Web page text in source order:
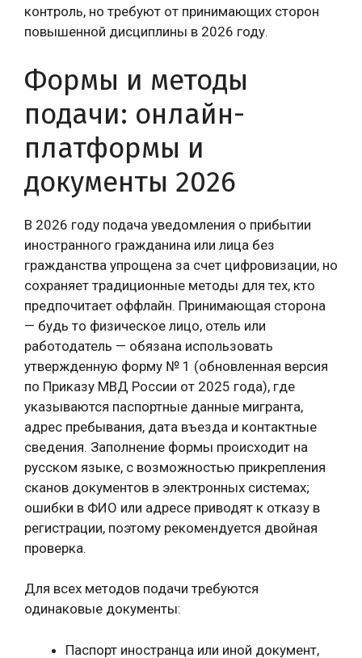
контроль, но требуют от принимающих сторон
повышенной дисциплины в 2026 году.
Формы и методы
подачи: онлайн-
платформы и
документы 2026
В 2026 году подача уведомления о прибытии
иностранного гражданина или лица без
гражданства упрощена за счет цифровизации, но
сохраняет традиционные методы для тех, кто
предпочитает оффлайн. Принимающая сторона
— будь то физическое лицо, отель или
работодатель — обязана использовать
утвержденную форму № 1 (обновленная версия
по Приказу МВД России от 2025 года), где
указываются паспортные данные мигранта,
адрес пребывания, дата въезда и контактные
сведения. Заполнение формы происходит на
русском языке, с возможностью прикрепления
сканов документов в электронных системах;
ошибки в ФИО или адресе приводят к отказу в
регистрации, поэтому рекомендуется двойная
проверка.
Для всех методов подачи требуются
одинаковые документы:
Паспорт иностранца или иной документ,